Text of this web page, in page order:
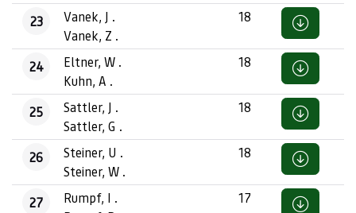
23
Vanek, J .
Vanek, Z .
18
24
Eltner, W .
Kuhn, A .
18
25
Sattler, J .
Sattler, G .
18
26
Steiner, U .
Steiner, W .
18
27
Rumpf, I .
17